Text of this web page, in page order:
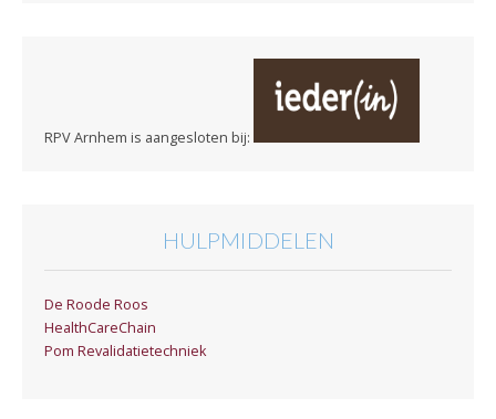
RPV Arnhem is aangesloten bij:
HULPMIDDELEN
De Roode Roos
HealthCareChain
Pom Revalidatietechniek